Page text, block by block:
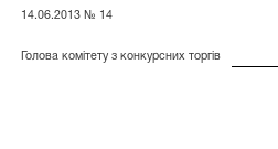
14.06.2013 № 14
Голова комітету з конкурсних торгів